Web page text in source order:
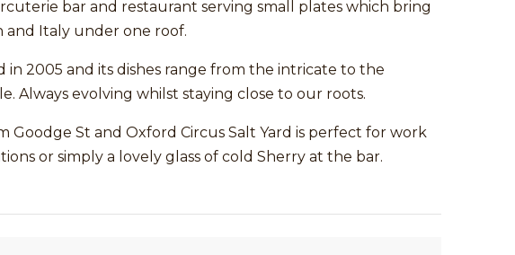
bar and restaurant serving small plates which bring
and Italy under one roof.
in 2005 and its dishes range from the intricate to the
Always evolving whilst staying close to our roots.
Goodge St and Oxford Circus Salt Yard is perfect for work
or simply a lovely glass of cold Sherry at the bar.